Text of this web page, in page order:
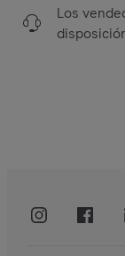
Los